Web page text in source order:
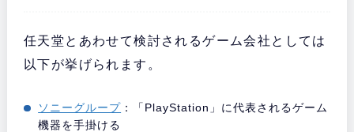
任天堂とあわせて検討されるゲーム会社としては
以下が挙げられます。
ソニーグループ ：「PlayStation」に代表されるゲーム
機器を手掛ける